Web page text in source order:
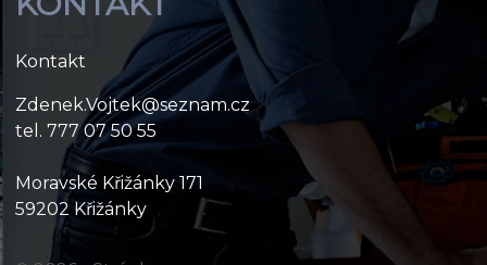
Kontakt
Zdenek.Vojtek@seznam.cz
tel. 777 07 50 55
Moravské Křižánky 171
59202 Křižánky